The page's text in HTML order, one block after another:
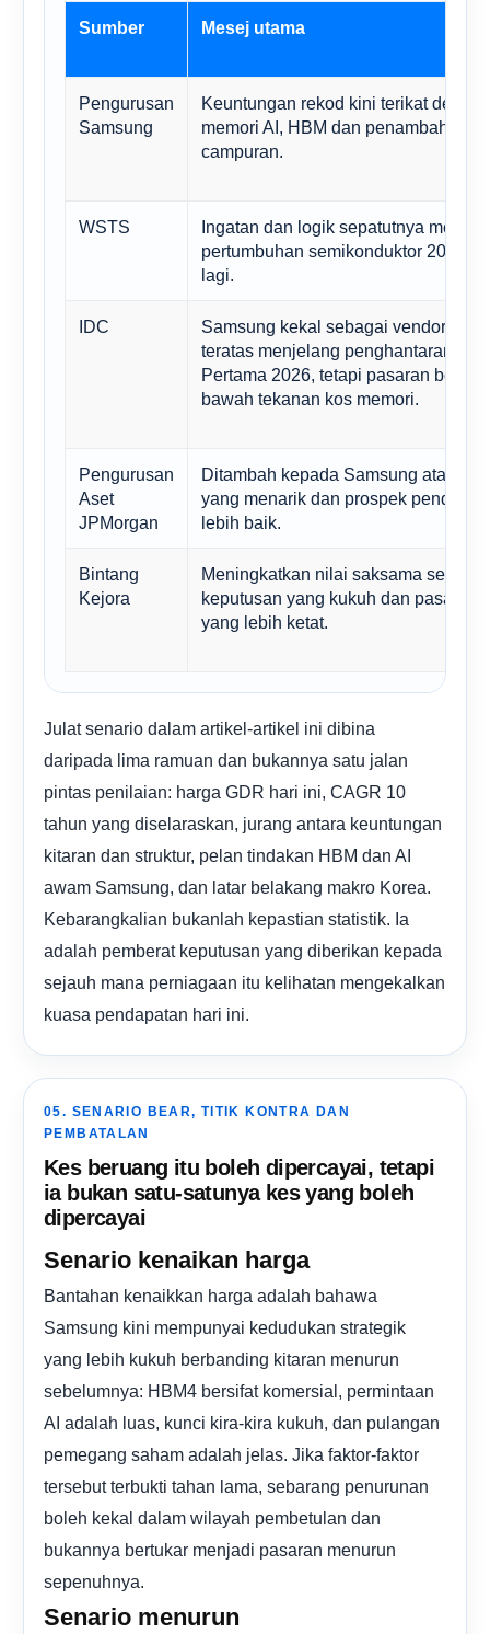
Sumber Mesej utama
Pengurusan
Samsung
Keuntungan rekod kini terikat dengan
memori AI, HBM dan
campuran.
WSTS
Ingatan dan logik sepatutnya
pertumbuhan semikonduktor 2026
lagi.
IDC
Samsung kekal sebagai vendor
teratas menjelang penghantaran
Pertama 2026, tetapi pasaran
bawah tekanan kos memori.
Pengurusan
Aset
JPMorgan
Ditambah kepada Samsung atas
yang menarik dan prospek
lebih baik.
Bintang
Kejora
Meningkatkan nilai saksama selepas
keputusan yang kukuh dan pasaran
yang lebih ketat.
Julat senario dalam artikel-artikel ini dibina
daripada lima ramuan dan bukannya satu jalan
pintas penilaian: harga GDR hari ini, CAGR 10
tahun yang diselaraskan, jurang antara keuntungan
kitaran dan struktur, pelan tindakan HBM dan AI
awam Samsung, dan latar belakang makro Korea.
Kebarangkalian bukanlah kepastian statistik. Ia
adalah pemberat keputusan yang diberikan kepada
sejauh mana perniagaan itu kelihatan mengekalkan
kuasa pendapatan hari ini.
05. SENARIO BEAR, TITIK KONTRA DAN
PEMBATALAN
Kes beruang itu boleh dipercayai, tetapi
ia bukan satu-satunya kes yang boleh
dipercayai
Senario kenaikan harga
Bantahan kenaikkan harga adalah bahawa
Samsung kini mempunyai kedudukan strategik
yang lebih kukuh berbanding kitaran menurun
sebelumnya: HBM4 bersifat komersial, permintaan
AI adalah luas, kunci kira-kira kukuh, dan pulangan
pemegang saham adalah jelas. Jika faktor-faktor
tersebut terbukti tahan lama, sebarang penurunan
boleh kekal dalam wilayah pembetulan dan
bukannya bertukar menjadi pasaran menurun
sepenuhnya.
Senario menurun